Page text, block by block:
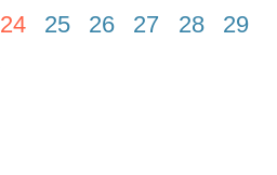
24 25 26 27 28 29